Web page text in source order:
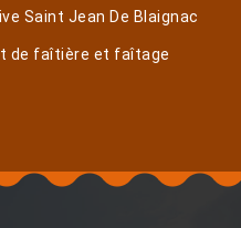
Saint Jean De Blaignac
de faîtière et faîtage